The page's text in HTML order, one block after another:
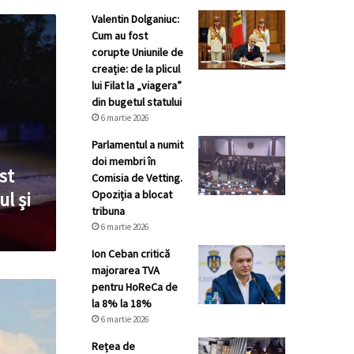
și
Valentin Dolganiuc:
Cum au fost
corupte Uniunile de
creație: de la plicul
lui Filat la „viagera”
din bugetul statului
6 martie 2026
Parlamentul a numit
doi membri în
Comisia de Vetting.
Opoziția a blocat
tribuna
6 martie 2026
Ion Ceban critică
majorarea TVA
pentru HoReCa de
la 8% la 18%
6 martie 2026
Rețea de